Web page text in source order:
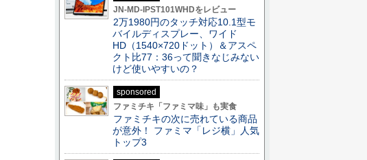
JN-MD-IPST101WHDをレビュー
2万1980円のタッチ対応10.1型モ
バイルディスプレー、ワイド
HD（1540×720ドット）＆アスペ
クト比77：36って聞きなじみない
けど使いやすいの？
sponsored
ファミチキ「ファミマ味」も実食
ファミチキの次に売れている商品
が意外！ ファミマ「レジ横」人気
トップ3